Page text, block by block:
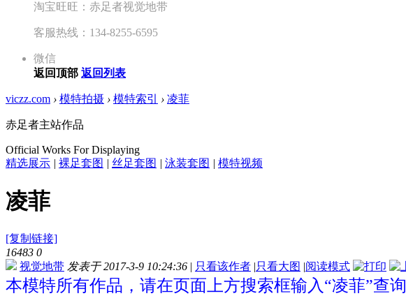
淘宝旺旺：赤足者视觉地带
客服热线：134-8255-6595
微信
返回顶部 返回列表
viczz.com › 模特拍摄 › 模特索引 › 凌菲
赤足者主站作品
Official Works For Displaying
精选展示 | 裸足套图 | 丝足套图 | 泳装套图 | 模特视频
凌菲
[复制链接]
16483 0
视觉地带 发表于 2017-3-9 10:24:36 | 只看该作者 |只看大图 |阅读模式
本模特所有作品，请在页面上方搜索框输入“凌菲”查询